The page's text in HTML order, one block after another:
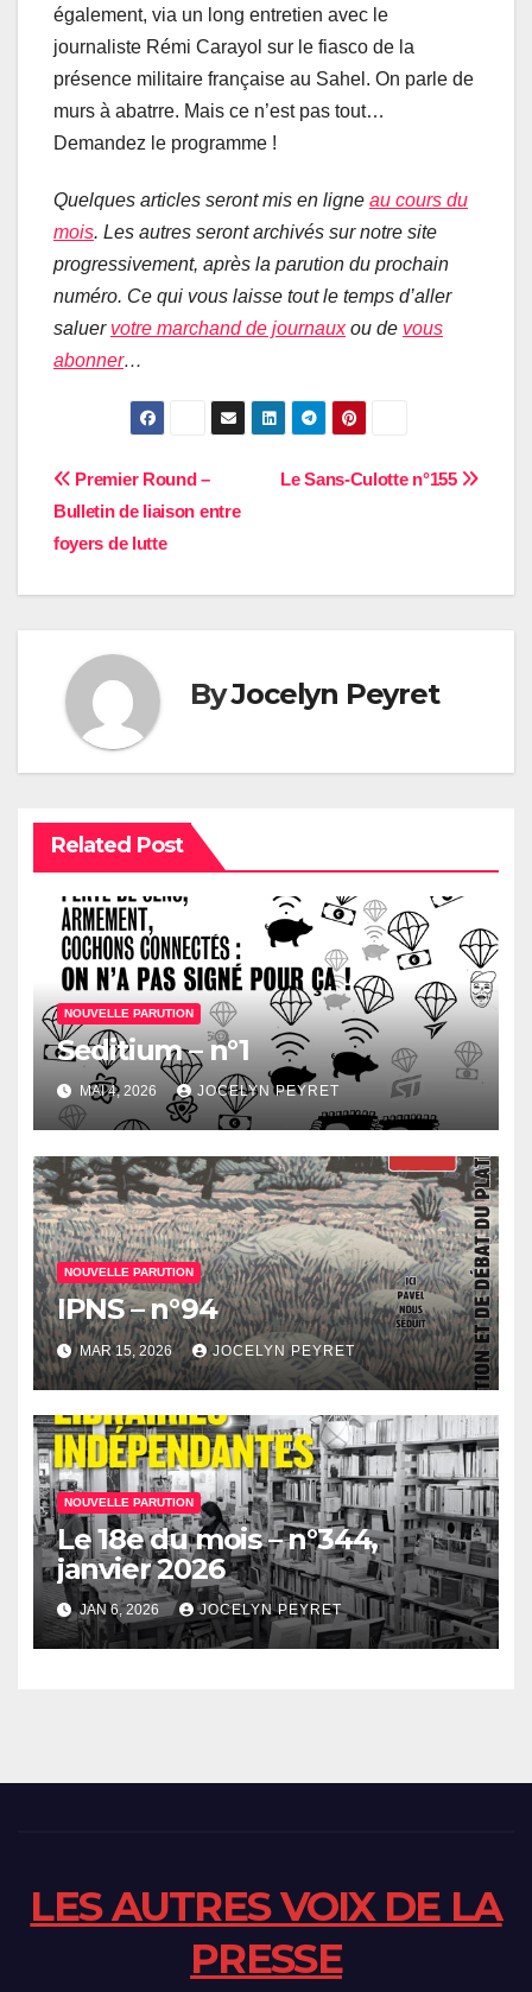
également, via un long entretien avec le
journaliste Rémi Carayol sur le fiasco de la
présence militaire française au Sahel. On parle de
murs à abatrre. Mais ce n’est pas tout…
Demandez le programme !
Quelques articles seront mis en ligne au cours du
mois. Les autres seront archivés sur notre site
progressivement, après la parution du prochain
numéro. Ce qui vous laisse tout le temps d’aller
saluer votre marchand de journauxou de vous
abonner…
Navigation
de
l’article
Le Sans-Culotte n°155
Premier Round –
Bulletin de liaison entre
foyers de lutte
ByJocelyn Peyret
Related Post
NOUVELLE PARUTION
Seditium – n°1
MAI 4, 2026 JOCELYN PEYRET
NOUVELLE PARUTION
IPNS – n°94
MAR 15, 2026 JOCELYN PEYRET
NOUVELLE PARUTION
Le 18e du mois – n°344,
janvier 2026
JAN 6, 2026 JOCELYN PEYRET
LES AUTRES VOIX DE LA
PRESSE